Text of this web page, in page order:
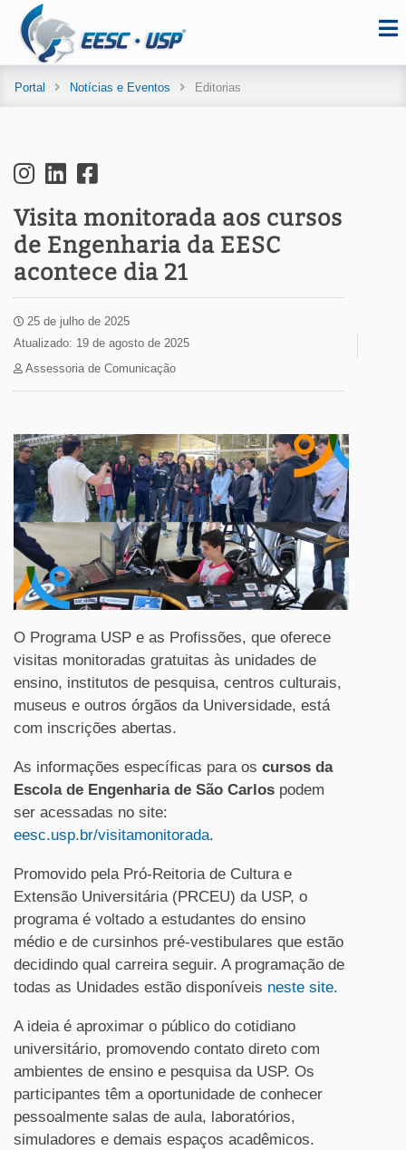
Portal Notícias e Eventos Editorias
Visita monitorada aos cursos
de Engenharia da EESC
acontece dia 21
25 de julho de 2025
Atualizado: 19 de agosto de 2025
Assessoria de Comunicação
O Programa USP e as Profissões, que oferece
visitas monitoradas gratuitas às unidades de
ensino, institutos de pesquisa, centros culturais,
museus e outros órgãos da Universidade, está
com inscrições abertas.
As informações específicas para os cursos da
Escola de Engenharia de São Carlos podem
ser acessadas no site:
eesc.usp.br/visitamonitorada.
Promovido pela Pró-Reitoria de Cultura e
Extensão Universitária (PRCEU) da USP, o
programa é voltado a estudantes do ensino
médio e de cursinhos pré-vestibulares que estão
decidindo qual carreira seguir. A programação de
todas as Unidades estão disponíveis neste site.
A ideia é aproximar o público do cotidiano
universitário, promovendo contato direto com
ambientes de ensino e pesquisa da USP. Os
participantes têm a oportunidade de conhecer
pessoalmente salas de aula, laboratórios,
simuladores e demais espaços acadêmicos.